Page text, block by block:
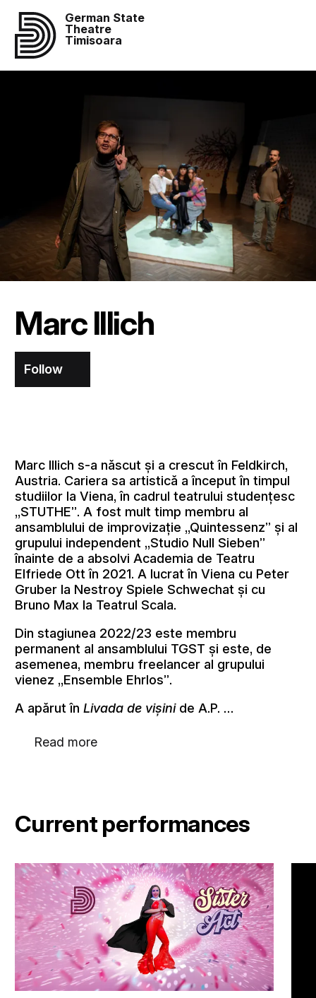
German State
Theatre
Timisoara
Marc Illich
Follow
Marc Illich s-a născut și a crescut în Feldkirch,
Austria. Cariera sa artistică a început în timpul
studiilor la Viena, în cadrul teatrului studențesc
„STUTHE”. A fost mult timp membru al
ansamblului de improvizație „Quintessenz” și al
grupului independent „Studio Null Sieben”
înainte de a absolvi Academia de Teatru
Elfriede Ott în 2021. A lucrat în Viena cu Peter
Gruber la Nestroy Spiele Schwechat și cu
Bruno Max la Teatrul Scala.
Din stagiunea 2022/23 este membru
permanent al ansamblului TGST și este, de
asemenea, membru freelancer al grupului
vienez „Ensemble Ehrlos”.
A apărut înLivada de vișini de A.P. …
Read more
Current performances